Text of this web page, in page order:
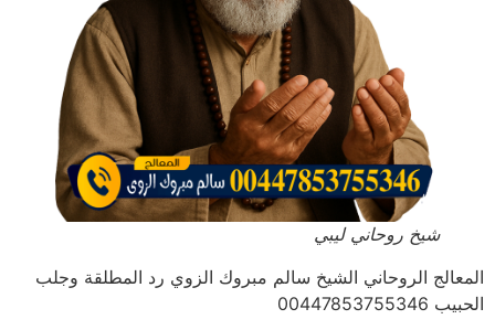
شيخ روحاني ليبي
المعالج الروحاني الشيخ سالم مبروك الزوي رد المطلقة وجلب
الحبيب 00447853755346